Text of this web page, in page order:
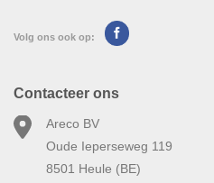
Volg ons ook op:
Contacteer ons
Areco BV
Oude Ieperseweg 119
8501 Heule (BE)